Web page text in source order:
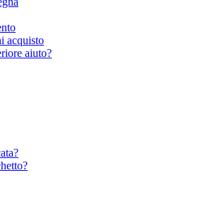
acquisto
aiuto?